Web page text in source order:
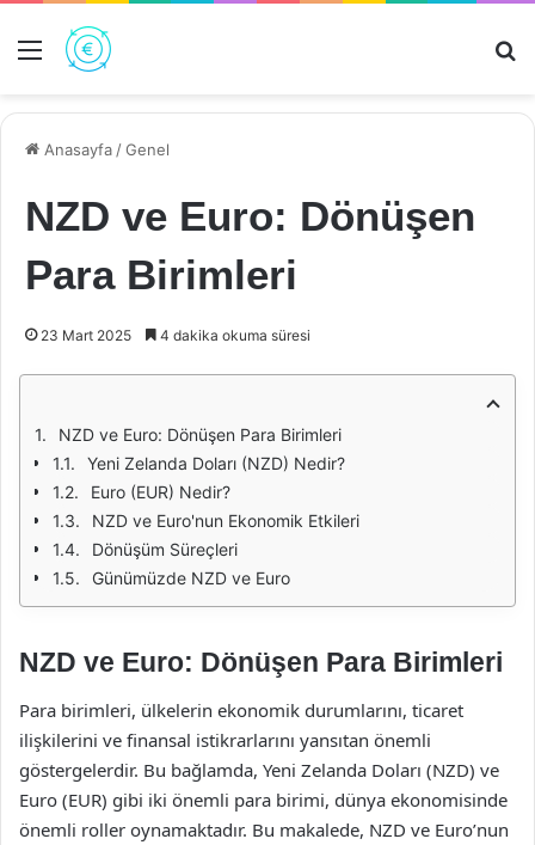
Menü
Anasayfa /Genel
NZD ve Euro: Dönüşen
Para Birimleri
23 Mart 2025 4 dakika okuma süresi
NZD ve Euro: Dönüşen Para Birimleri
Yeni Zelanda Doları (NZD) Nedir?
Euro (EUR) Nedir?
NZD ve Euro'nun Ekonomik Etkileri
Dönüşüm Süreçleri
Günümüzde NZD ve Euro
NZD ve Euro: Dönüşen Para Birimleri
Para birimleri, ülkelerin ekonomik durumlarını, ticaret
ilişkilerini ve finansal istikrarlarını yansıtan önemli
göstergelerdir. Bu bağlamda, Yeni Zelanda Doları (NZD) ve
Euro (EUR) gibi iki önemli para birimi, dünya ekonomisinde
önemli roller oynamaktadır. Bu makalede, NZD ve Euro’nun